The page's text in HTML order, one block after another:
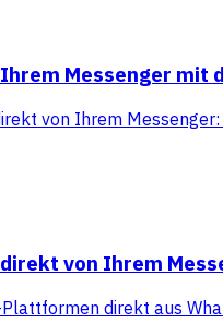
Messenger mit
von Ihrem
von Ihrem
direkt aus